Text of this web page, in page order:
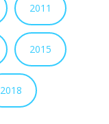
2011
2015
2018